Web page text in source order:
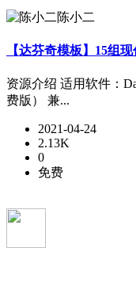
陈小二
【达芬奇模板】15组
资源介绍 适用软件：
费版） 兼...
2021-04-24
2.13K
0
免费